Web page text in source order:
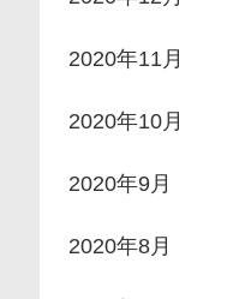
2020年11月
2020年10月
2020年9月
2020年8月